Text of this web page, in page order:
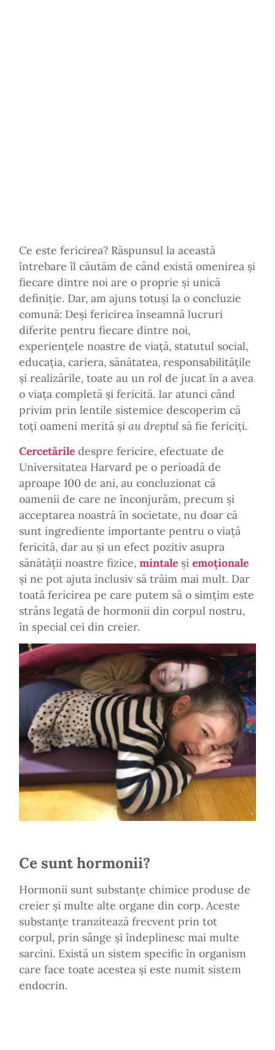
Ce este fericirea? Răspunsul la această
întrebare îl căutăm de când există omenirea și
fiecare dintre noi are o proprie și unică
definiție. Dar, am ajuns totuși la o concluzie
comună: Deși fericirea înseamnă lucruri
diferite pentru fiecare dintre noi,
experiențele noastre de viață, statutul social,
educația, cariera, sănătatea, responsabilitățile
și realizările, toate au un rol de jucat în a avea
o viața completă și fericită. Iar atunci când
privim prin lentile sistemice descoperim că
toți oameni merită șiau dreptul să fie fericiți.
Cercetările despre fericire, efectuate de
Universitatea Harvard pe o perioadă de
aproape 100 de ani, au concluzionat că
oamenii de care ne înconjurăm, precum și
acceptarea noastră în societate, nu doar că
sunt ingrediente importante pentru o viață
fericită, dar au și un efect pozitiv asupra
sănătății noastre fizice,mintale șiemoționale
și ne pot ajuta inclusiv să trăim mai mult. Dar
toată fericirea pe care putem să o simțim este
strâns legată de hormonii din corpul nostru,
în special cei din creier.
Ce sunt hormonii?
Hormonii sunt substanțe chimice produse de
creier și multe alte organe din corp. Aceste
substanțe tranzitează frecvent prin tot
corpul, prin sânge și îndeplinesc mai multe
sarcini. Există un sistem specific în organism
care face toate acestea și este numit sistem
endocrin.